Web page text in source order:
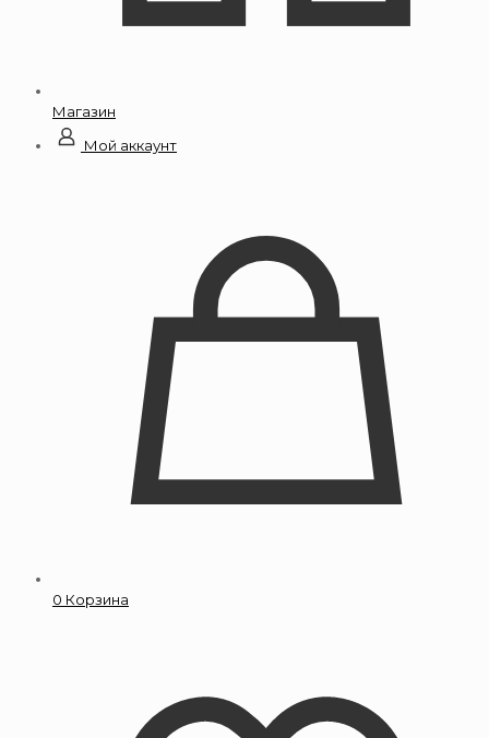
Магазин
Мой аккаунт
0 Корзина